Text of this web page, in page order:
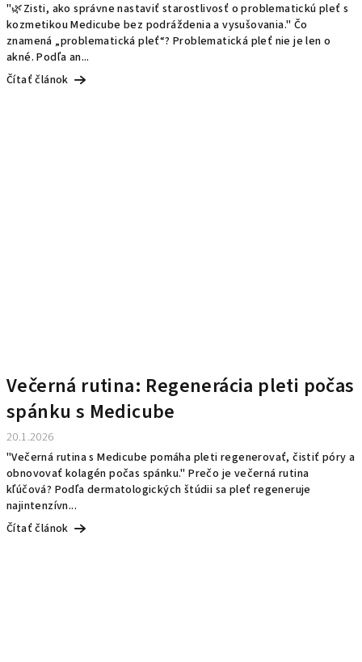
"🌿Zisti, ako správne nastaviť starostlivosť o problematickú pleť s
kozmetikou Medicube bez podráždenia a vysušovania." Čo
znamená „problematická pleť“? Problematická pleť nie je len o
akné. Podľa an...
Čítať článok
Večerná rutina: Regenerácia pleti počas
spánku s Medicube
20.1.2026
"Večerná rutina s Medicube pomáha pleti regenerovať, čistiť póry a
obnovovať kolagén počas spánku." Prečo je večerná rutina
kľúčová? Podľa dermatologických štúdii sa pleť regeneruje
najintenzívn...
Čítať článok